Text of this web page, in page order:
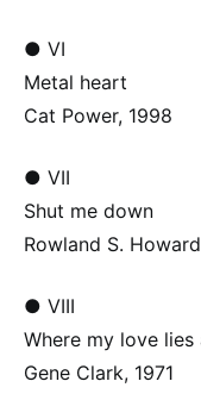
● VI
Metal heart
Cat Power, 1998
● VII
Shut me down
Rowland S.
● VIII
Where my love lies
Gene Clark, 1971